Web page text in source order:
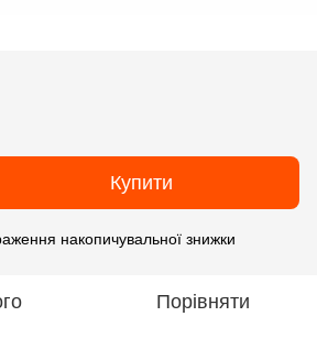
Купити
накопичувальної знижки
Порівняти